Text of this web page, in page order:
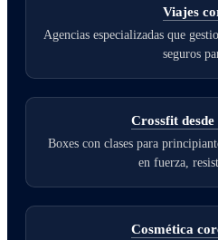
Viajes
Agencias especializadas que
seguros
Crossfit
Boxes con clases para
en fuerza,
Cosmética